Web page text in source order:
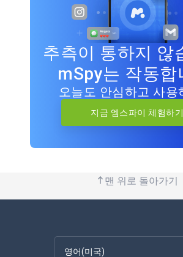
추측이 통하지 않
mSpy는 작동합
오늘도 안심하고 사용
지금 엠스파이 체험하기
맨 위로 돌아가기
영어(미국)